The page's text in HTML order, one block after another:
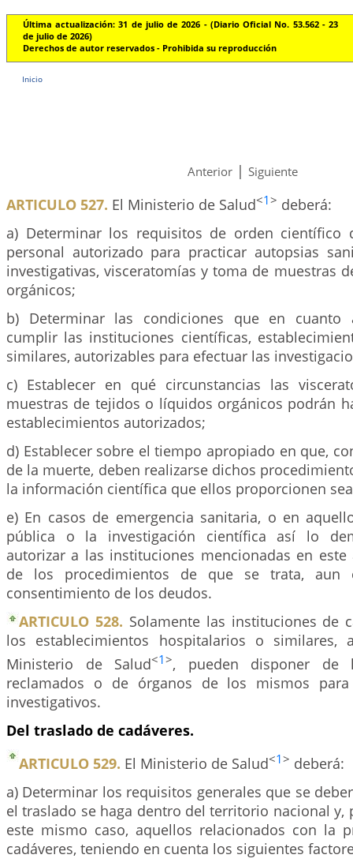
Última actualización: 31 de julio de 2026 - (Diario Oficial No. 53.562 - 23
de julio de 2026)
Derechos de autor reservados - Prohibida su reproducción
Inicio
Anterior | Siguiente
ARTICULO 527. El Ministerio de Salud<1> deberá:
a) Determinar los requisitos de orden científico
personal autorizado para practicar autopsias
investigativas, visceratomías y toma de muestras
orgánicos;
b) Determinar las condiciones que en cuanto
cumplir las instituciones científicas,
similares, autorizables para efectuar las
c) Establecer en qué circunstancias las
muestras de tejidos o líquidos orgánicos podrán
establecimientos autorizados;
d) Establecer sobre el tiempo apropiado en que,
de la muerte, deben realizarse dichos
la información científica que ellos proporcionen
e) En casos de emergencia sanitaria, o en
pública o la investigación científica así lo
autorizar a las instituciones mencionadas en
de los procedimientos de que se trata, aun
consentimiento de los deudos.
ARTICULO 528. Solamente las instituciones de
los establecimientos hospitalarios o similares,
Ministerio de Salud<1>, pueden disponer de
reclamados o de órganos de los mismos
investigativos.
Del traslado de cadáveres.
ARTICULO 529. El Ministerio de Salud<1> deberá:
a) Determinar los requisitos generales que se
el traslado se haga dentro del territorio nacional y,
este mismo caso, aquellos relacionados con la
cadáveres, teniendo en cuenta los siguientes